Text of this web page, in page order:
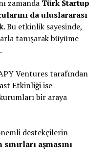
zamanda Türk Startup
da uluslararası
. Bu etkinlik sayesinde,
tanışarak büyüme
Ventures tarafından
Etkinliği ise
bir araya
destekçilerin
aşmasını